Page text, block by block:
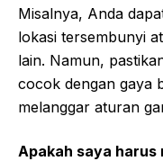
Misalnya, Anda
lokasi tersembunyi
lain. Namun,
cocok dengan gaya
melanggar aturan
Apakah saya